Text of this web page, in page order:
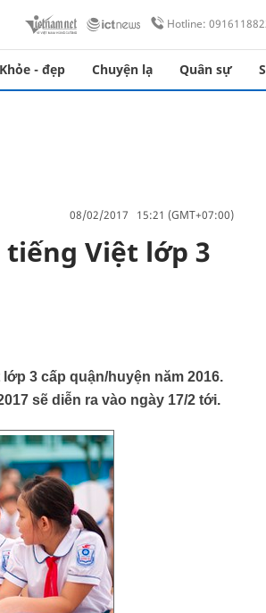
Hotline:
Khỏe - đẹp Chuyện lạ Quân sự
08/02/2017 15:21 (GMT+07:00)
Việt lớp 3
3 cấp quận/huyện năm 2016.
sẽ diễn ra vào ngày 17/2 tới.